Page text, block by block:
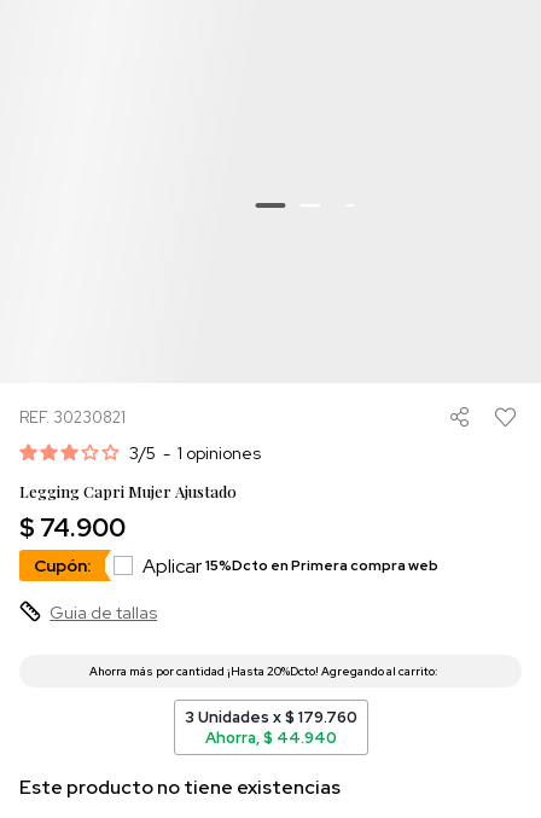
REF. 30230821
3/5 - 1 opiniones
Legging Capri Mujer Ajustado
$ 74.900
Cupón: Aplicar15%Dcto en Primera compra web
Guia de tallas
3 Unidades x $ 179.760
Ahorra, $ 44.940
Este producto no tiene existencias